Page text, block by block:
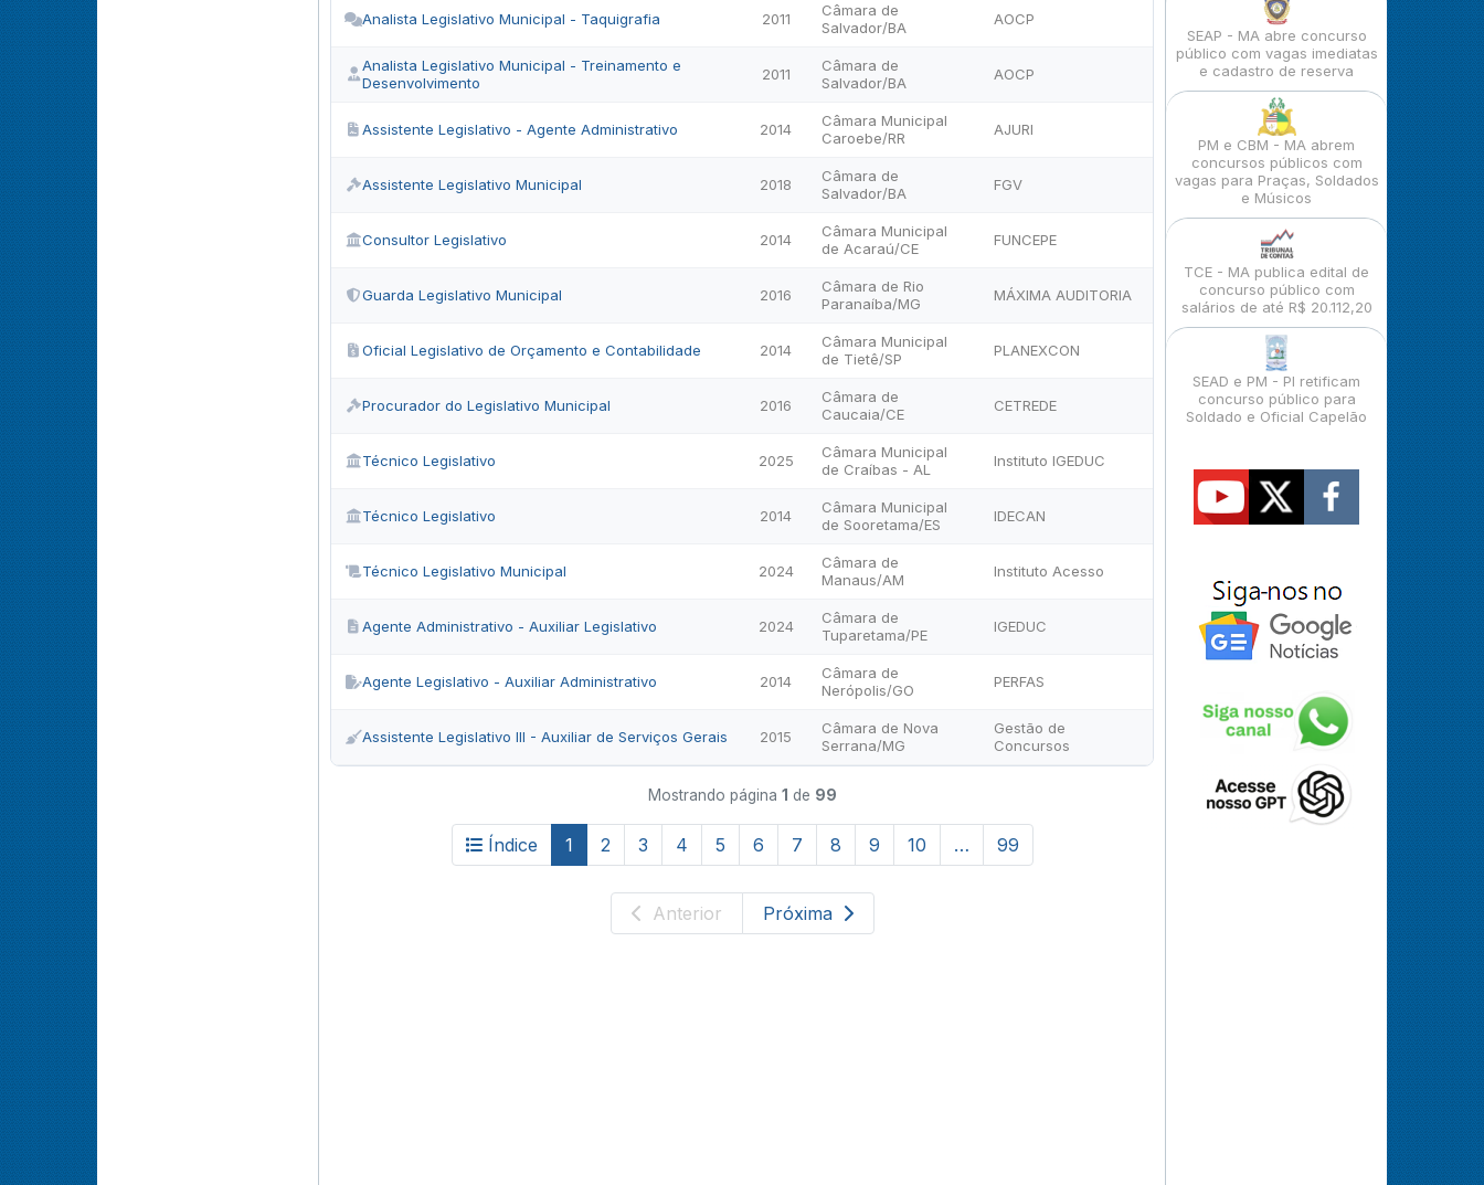
Analista Legislativo Municipal - Taquigrafia 2011
Câmara de
Salvador/BA
AOCP
Analista Legislativo Municipal - Treinamento e
Desenvolvimento
2011
Câmara de
Salvador/BA
AOCP
Assistente Legislativo - Agente Administrativo 2014
Câmara Municipal
Caroebe/RR
AJURI
Assistente Legislativo Municipal 2018
Câmara de
Salvador/BA
FGV
Consultor Legislativo 2014
Câmara Municipal
de Acaraú/CE
FUNCEPE
Guarda Legislativo Municipal 2016
Câmara de Rio
Paranaíba/MG
MÁXIMA AUDITORIA
Oficial Legislativo de Orçamento e Contabilidade 2014
Câmara Municipal
de Tietê/SP
PLANEXCON
Procurador do Legislativo Municipal 2016
Câmara de
Caucaia/CE
CETREDE
Técnico Legislativo 2025
Câmara Municipal
de Craíbas - AL
Instituto IGEDUC
Técnico Legislativo 2014
Câmara Municipal
de Sooretama/ES
IDECAN
Técnico Legislativo Municipal 2024
Câmara de
Manaus/AM
Instituto Acesso
Agente Administrativo - Auxiliar Legislativo 2024
Câmara de
Tuparetama/PE
IGEDUC
Agente Legislativo - Auxiliar Administrativo 2014
Câmara de
Nerópolis/GO
PERFAS
Assistente Legislativo III - Auxiliar de Serviços Gerais 2015
Câmara de Nova
Serrana/MG
Gestão de
Concursos
Mostrando página 1 de 99
Índice 1 2 3 4 5 6 7 8 9 10 … 99
Anterior Próxima
SEAP - MA abre concurso
público com vagas imediatas
e cadastro de reserva
PM e CBM - MA abrem
concursos públicos com
vagas para Praças, Soldados
e Músicos
TCE - MA publica edital de
concurso público com
salários de até R$ 20.112,20
SEAD e PM - PI retificam
concurso público para
Soldado e Oficial Capelão